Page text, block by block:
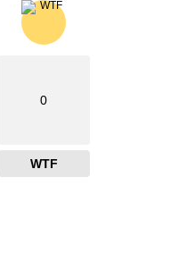
0
WTF